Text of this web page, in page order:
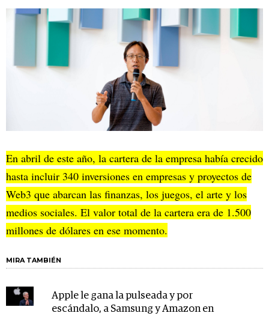
En abril de este año, la cartera de la empresa había crecido
hasta incluir 340 inversiones en empresas y proyectos de
Web3 que abarcan las finanzas, los juegos, el arte y los
medios sociales. El valor total de la cartera era de 1.500
millones de dólares en ese momento.
MIRA TAMBIÉN
Apple le gana la pulseada y por
escándalo, a Samsung y Amazon en